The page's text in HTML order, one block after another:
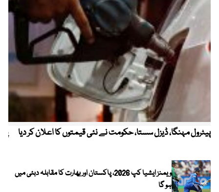
پیٹرول مہنگا، ڈیزل سستا، حکومت نے نئی قیمتوں کا اعلان کر دیا
ویمنز ایشیا کپ 2026، پاکستان اور بھارت کا مقابلہ دبئی میں
ہو گا